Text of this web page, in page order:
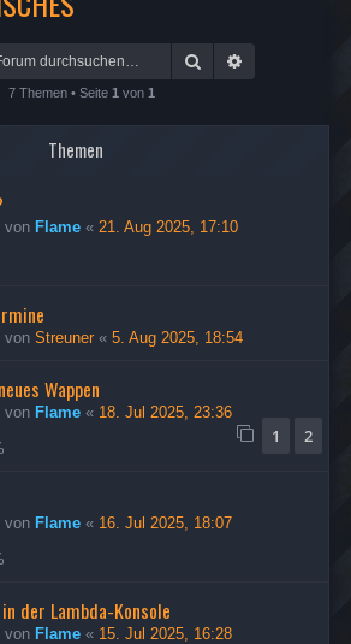
Suche
7 Themen • Seite 1 von 1
Themen
von Flame « 21. Aug 2025, 17:10
von Streuner « 5. Aug 2025, 18:54
Wappen
von Flame « 18. Jul 2025, 23:36
1 2
von Flame « 16. Jul 2025, 18:07
der Lambda-Konsole
von Flame « 15. Jul 2025, 16:28